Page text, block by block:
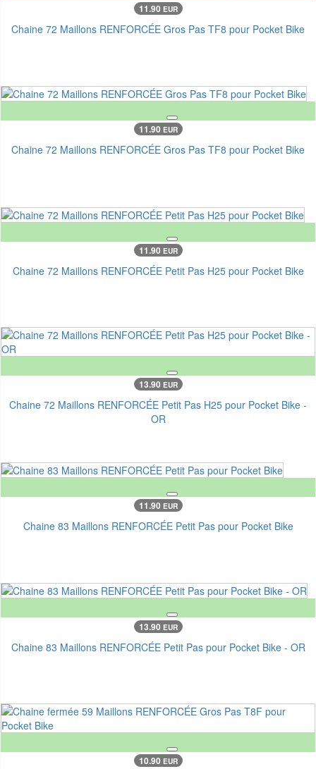
11.90 EUR
Chaine 72 Maillons RENFORCÉE Gros Pas TF8 pour Pocket Bike
11.90 EUR
Chaine 72 Maillons RENFORCÉE Gros Pas TF8 pour Pocket Bike
11.90 EUR
Chaine 72 Maillons RENFORCÉE Petit Pas H25 pour Pocket Bike
13.90 EUR
Chaine 72 Maillons RENFORCÉE Petit Pas H25 pour Pocket Bike -
OR
11.90 EUR
Chaine 83 Maillons RENFORCÉE Petit Pas pour Pocket Bike
13.90 EUR
Chaine 83 Maillons RENFORCÉE Petit Pas pour Pocket Bike - OR
10.90 EUR